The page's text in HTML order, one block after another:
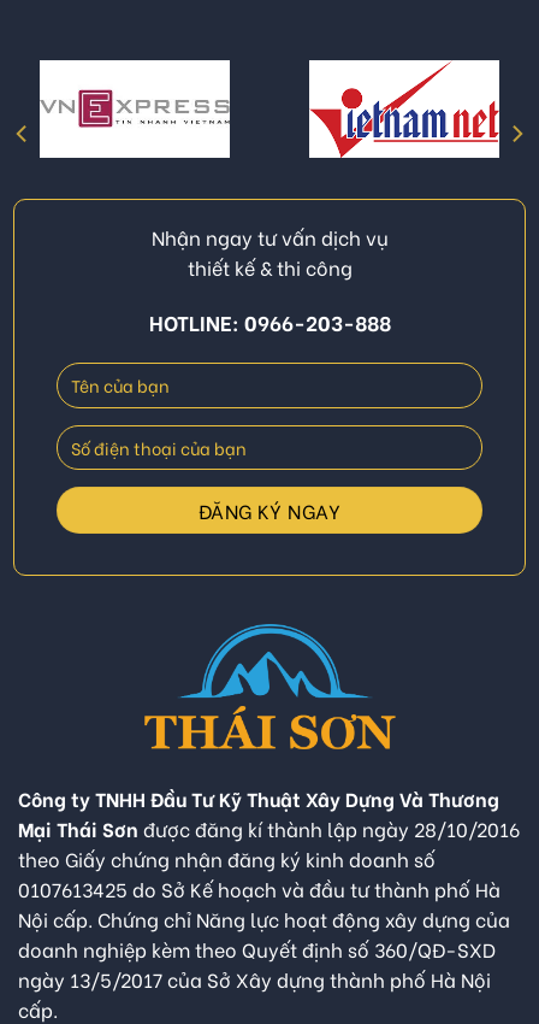
Nhận ngay tư vấn dịch vụ
thiết kế & thi công
HOTLINE: 0966-203-888
Công ty TNHH Đầu Tư Kỹ Thuật Xây Dựng Và Thương
Mại Thái Sơn được đăng kí thành lập ngày 28/10/2016
theo Giấy chứng nhận đăng ký kinh doanh số
0107613425 do Sở Kế hoạch và đầu tư thành phố Hà
Nội cấp. Chứng chỉ Năng lực hoạt động xây dựng của
doanh nghiệp kèm theo Quyết định số 360/QĐ-SXD
ngày 13/5/2017 của Sở Xây dựng thành phố Hà Nội
cấp.